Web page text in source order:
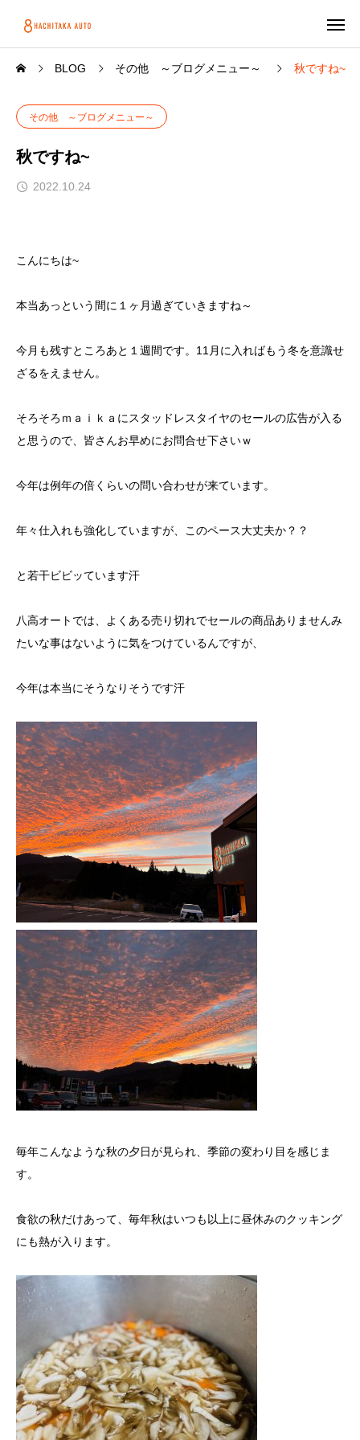
BLOG その他 ～ブログメニュー～ 秋ですね~
その他 ～ブログメニュー～
秋ですね~
2022.10.24
こんにちは~
本当あっという間に１ヶ月過ぎていきますね～
今月も残すところあと１週間です。11月に入ればもう冬を意識せ
ざるをえません。
そろそろｍａｉｋａにスタッドレスタイヤのセールの広告が入る
と思うので、皆さんお早めにお問合せ下さいｗ
今年は例年の倍くらいの問い合わせが来ています。
年々仕入れも強化していますが、このペース大丈夫か？？
と若干ビビッています汗
八高オートでは、よくある売り切れでセールの商品ありませんみ
たいな事はないように気をつけているんですが、
今年は本当にそうなりそうです汗
毎年こんなような秋の夕日が見られ、季節の変わり目を感じま
す。
食欲の秋だけあって、毎年秋はいつも以上に昼休みのクッキング
にも熱が入ります。